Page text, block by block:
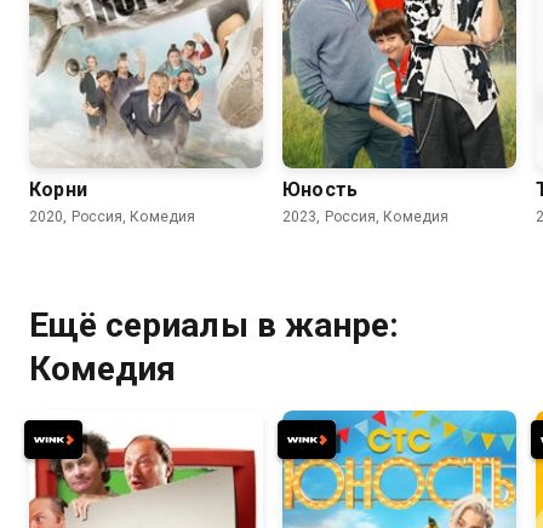
7.7
Корни
2020, Россия, Комедия
7.8
Юность
2023, Россия, Комедия
Ещё сериалы в жанре:
Комедия